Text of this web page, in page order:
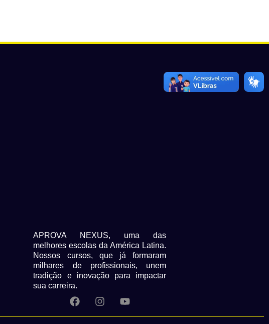
APROVA NEXUS, uma das
melhores escolas da América Latina.
Nossos cursos, que já formaram
milhares de profissionais, unem
tradição e inovação para impactar
sua carreira.